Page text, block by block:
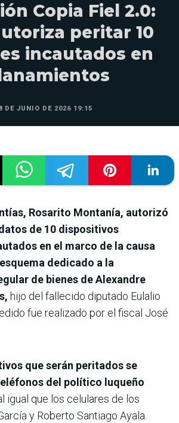
Copia Fiel 2.0:
peritar 10
incautados en
DE JUNIO DE 2026 19:15
Rosarito Montanía, autorizó
de 10 dispositivos
en el marco de la causa
dedicado a la
de bienes de Alexandre
hijo del fallecido diputado Eulalio
fue realizado por el fiscal José
que serán peritados se
del político luqueño
igual que los celulares de los
y Roberto Santiago Ayala.